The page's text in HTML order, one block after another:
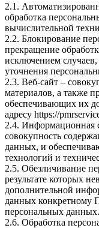
2.1.
обработка
вычислительной
2.2. Блокирование
прекращение
исключением случаев,
уточнения
2.3. Веб-сайт –
материалов, а также
обеспечивающих их
адресу https://
2.4. Информационная
совокупность
данных, и
технологий и
2.5. Обезличивание
результате которых
дополнительной
данных конкретному
персональных данных.
2.6. Обработка